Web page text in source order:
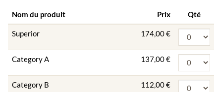
Nom du produit Prix Qté
Superior 174,00 €
Category A 137,00 €
Category B 112,00 €